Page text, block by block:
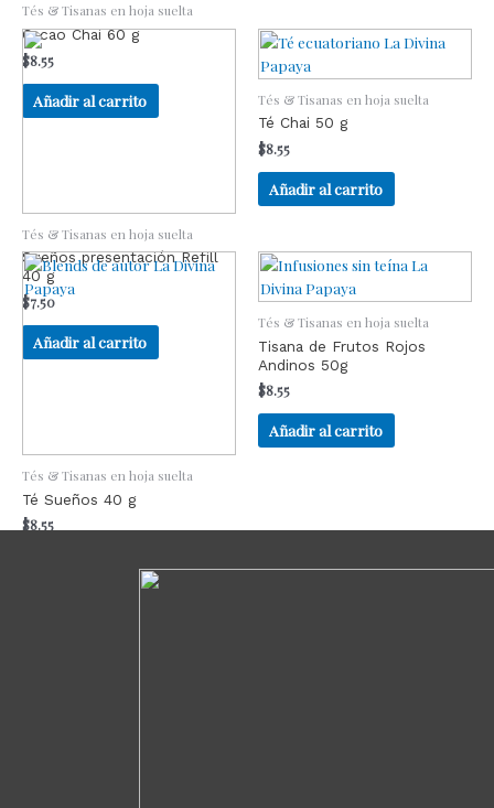
Tés & Tisanas en hoja suelta
Cacao Chai 60 g
$8.55
Añadir al carrito
Tés & Tisanas en hoja suelta
Sueños presentación Refill
40 g
$7.50
Añadir al carrito
Tés & Tisanas en hoja suelta
Té Chai 50 g
$8.55
Añadir al carrito
Tés & Tisanas en hoja suelta
Té Sueños 40 g
$8.55
Añadir al carrito
Tés & Tisanas en hoja suelta
Tisana de Frutos Rojos
Andinos 50g
$8.55
Añadir al carrito